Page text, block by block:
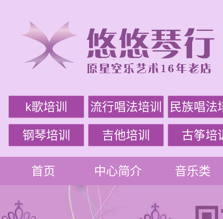
k歌培训 流行唱法培训 民族唱法
钢琴培训 吉他培训 古筝培
首页 中心简介 音乐类